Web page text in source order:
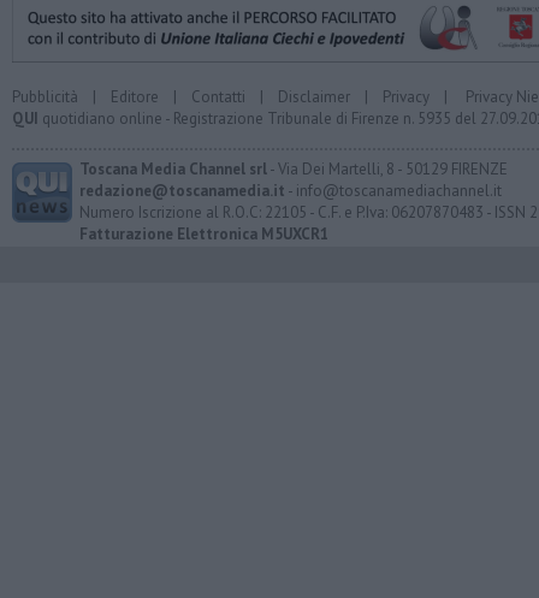
Pubblicità | Editore | Contatti | Disclaimer | Privacy | Privacy
QUI quotidiano online - Registrazione Tribunale di Firenze n. 5935 del
Toscana Media Channel srl- Via Dei Martelli, 8 - 50129 FIRENZE
redazione@toscanamedia.it - info@toscanamediachannel.it
Numero Iscrizione al R.O.C: 22105 - C.F. e P.Iva: 06207870483 - ISSN
Fatturazione Elettronica M5UXCR1